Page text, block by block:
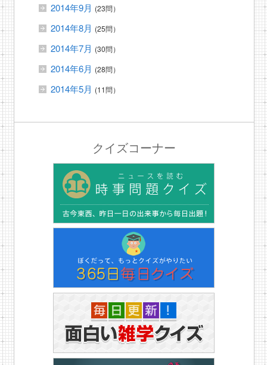
2014年9月 (23問）
2014年8月 (25問）
2014年7月 (30問）
2014年6月 (28問）
2014年5月 (11問）
クイズコーナー